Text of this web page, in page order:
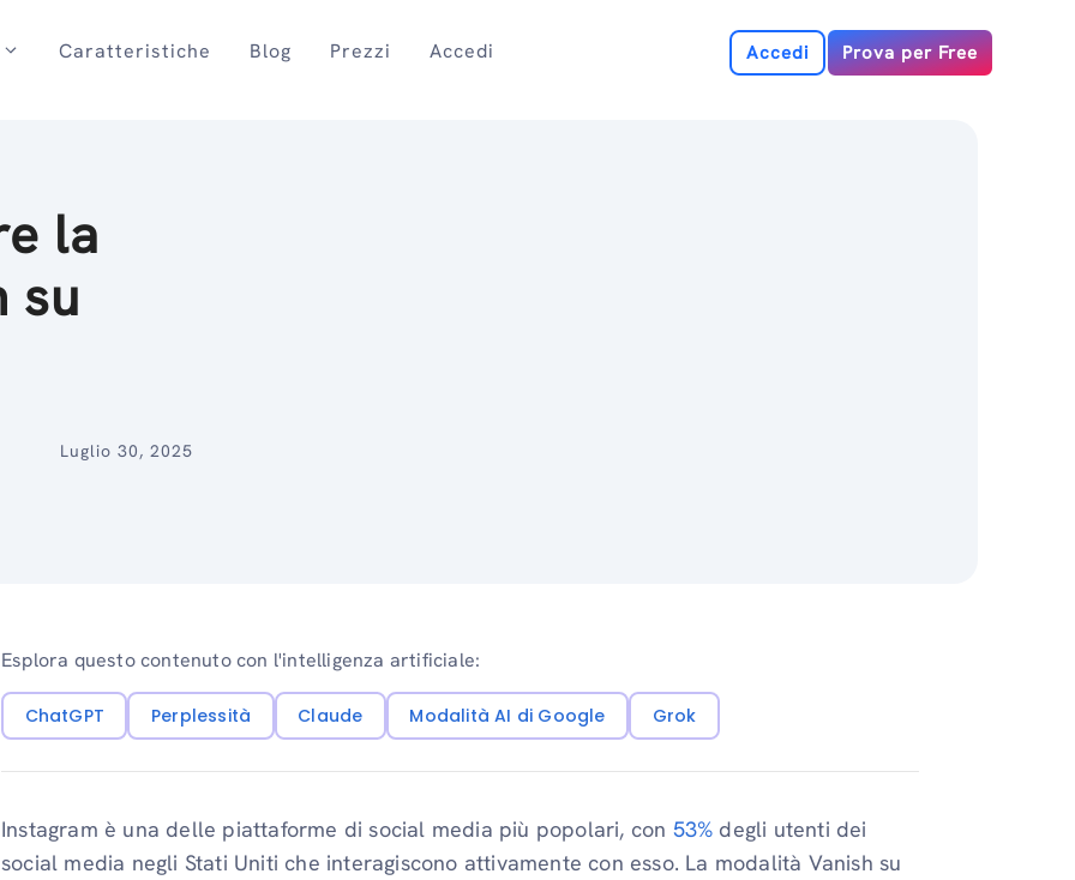
Caratteristiche Blog Prezzi Accedi Accedi Prova per Free
la
su
Luglio 30, 2025
Esplora questo contenuto con l'intelligenza artificiale:
ChatGPT Perplessità Claude Modalità AI di Google Grok
Instagram è una delle piattaforme di social media più popolari, con 53% degli utenti dei
social media negli Stati Uniti che interagiscono attivamente con esso. La modalità Vanish su